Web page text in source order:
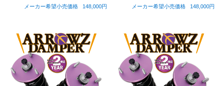
メーカー希望小売価格 148,000円 メーカー希望小売価格 148,000円